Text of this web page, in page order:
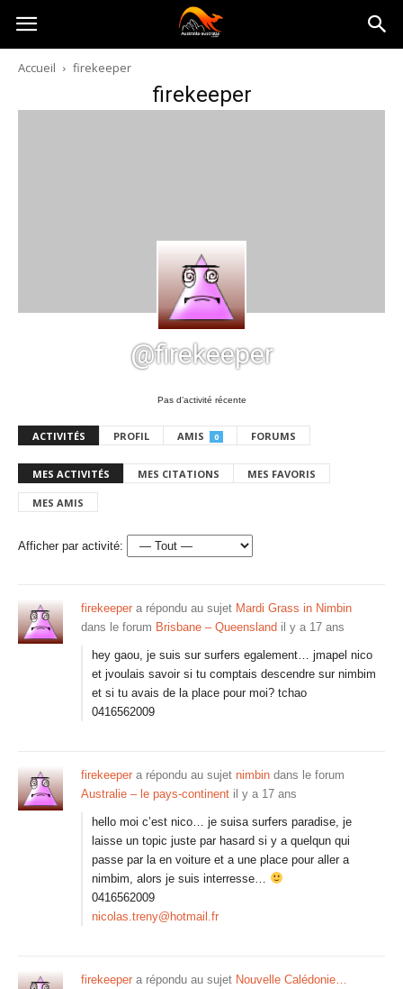
Australia-
australie.com
Accueil firekeeper
firekeeper
@firekeeper
Pas d’activité récente
ACTIVITÉS PROFIL AMIS 0 FORUMS
MES ACTIVITÉS MES CITATIONS MES FAVORIS
MES AMIS
Afficher par activité:
firekeeper a répondu au sujet Mardi Grass in Nimbin
dans le forum Brisbane – Queensland il y a 17 ans
hey gaou, je suis sur surfers egalement… jmapel nico
et jvoulais savoir si tu comptais descendre sur nimbim
et si tu avais de la place pour moi? tchao
0416562009
firekeeper a répondu au sujet nimbin dans le forum
Australie – le pays-continent il y a 17 ans
hello moi c’est nico… je suisa surfers paradise, je
laisse un topic juste par hasard si y a quelqun qui
passe par la en voiture et a une place pour aller a
nimbim, alors je suis interresse…
0416562009
nicolas.treny@hotmail.fr
firekeeper a répondu au sujet Nouvelle Calédonie…